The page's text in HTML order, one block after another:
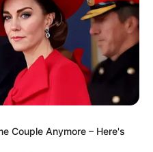
Couple Anymore – Here's